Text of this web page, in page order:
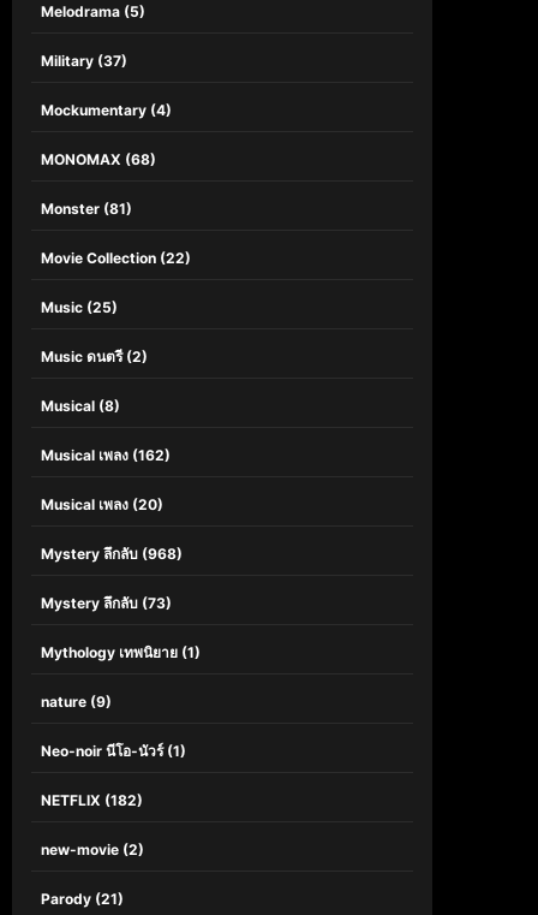
Melodrama (5)
Military (37)
Mockumentary (4)
MONOMAX (68)
Monster (81)
Movie Collection (22)
Music (25)
Music ดนตรี(2)
Musical (8)
Musical เพลง (162)
Musical เพลง (20)
Mystery ลึกลับ (968)
Mystery ลึกลับ (73)
Mythology เทพนิยาย (1)
nature (9)
Neo-noir นีโอ-นัวร์(1)
NETFLIX (182)
new-movie (2)
Parody (21)